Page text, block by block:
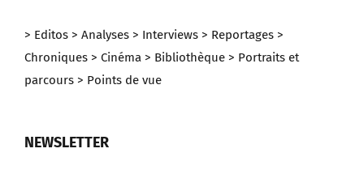
> Editos > Analyses > Interviews > Reportages >
Chroniques > Cinéma > Bibliothèque > Portraits et
parcours > Points de vue
NEWSLETTER